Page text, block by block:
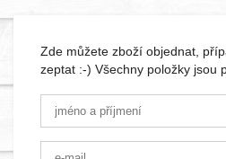
Zde můžete zboží objednat,
zeptat :-) Všechny položky jsou